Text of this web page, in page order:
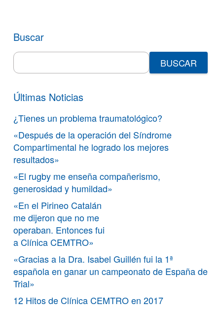
Buscar
Search
for:
Últimas Noticias
¿Tienes un problema traumatológico?
«Después de la operación del Síndrome
Compartimental he logrado los mejores
resultados»
«El rugby me enseña compañerismo,
generosidad y humildad»
«En el Pirineo Catalán
me dijeron que no me
operaban. Entonces fui
a Clínica CEMTRO»
«Gracias a la Dra. Isabel Guillén fui la 1ª
española en ganar un campeonato de España de
Trial»
12 Hitos de Clínica CEMTRO en 2017